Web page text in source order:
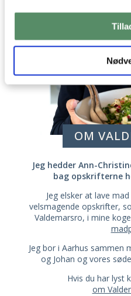
OM
Jeg hedder Ann-
bag opskrifterne
Jeg elsker at lave
velsmagende opskrifter,
Valdemarsro, i mine
Jeg bor i Aarhus sammen
og Johan og vores
Hvis du har lyst
om